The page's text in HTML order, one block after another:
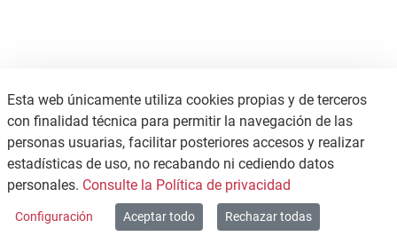
Esta web únicamente utiliza cookies propias y de terceros
con finalidad técnica para permitir la navegación de las
personas usuarias, facilitar posteriores accesos y realizar
estadísticas de uso, no recabando ni cediendo datos
personales. Consulte la Política de privacidad
Configuración Aceptar todo Rechazar todas